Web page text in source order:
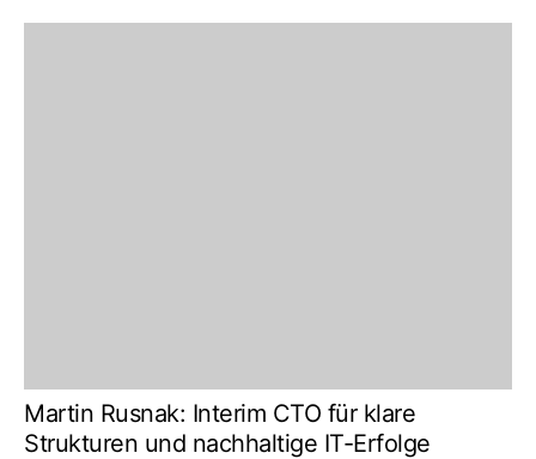
Martin Rusnak: Interim CTO für klare
Strukturen und nachhaltige IT-Erfolge